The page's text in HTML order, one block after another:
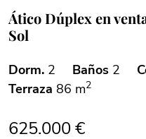
Ático Dúplex en
Sol
Dorm. 2 Baños 2
Terraza 86 m2
625.000 €